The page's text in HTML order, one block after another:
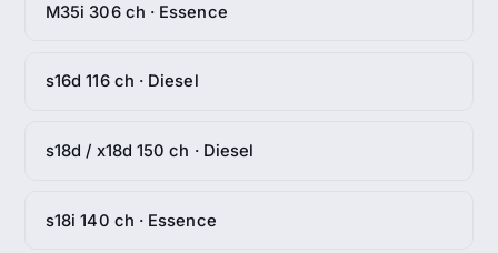
M35i 306 ch · Essence
s16d 116 ch · Diesel
s18d / x18d 150 ch · Diesel
s18i 140 ch · Essence